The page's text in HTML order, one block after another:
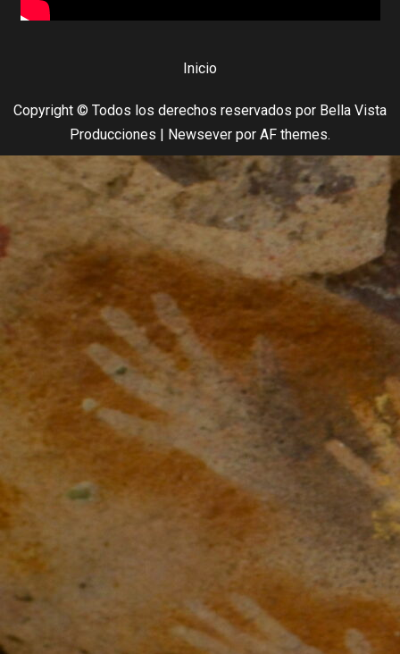
Inicio
Copyright © Todos los derechos reservados por Bella Vista
Producciones | Newsever por AF themes.